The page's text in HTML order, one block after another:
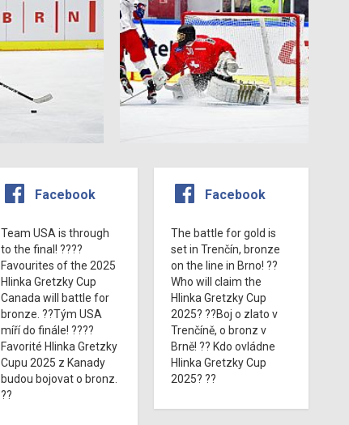
Facebook
Team USA is through
to the final! ????
Favourites of the 2025
Hlinka Gretzky Cup
Canada will battle for
bronze. ??Tým USA
míří do finále! ????
Favorité Hlinka Gretzky
Cupu 2025 z Kanady
budou bojovat o bronz.
??
Facebook
The battle for gold is
set in Trenčín, bronze
on the line in Brno! ??
Who will claim the
Hlinka Gretzky Cup
2025? ??Boj o zlato v
Trenčíně, o bronz v
Brně! ?? Kdo ovládne
Hlinka Gretzky Cup
2025? ??